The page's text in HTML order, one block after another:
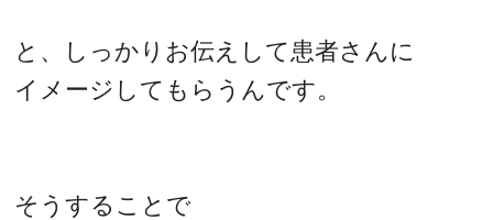
と、しっかりお伝えして患者さんに
イメージしてもらうんです。
そうすることで